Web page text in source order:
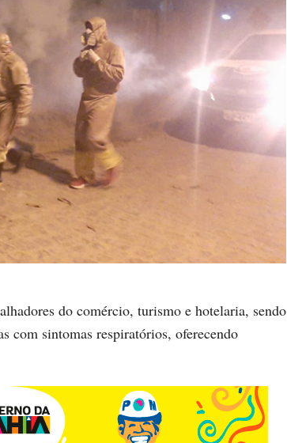
do comércio, turismo e hotelaria, sendo
com sintomas respiratórios, oferecendo